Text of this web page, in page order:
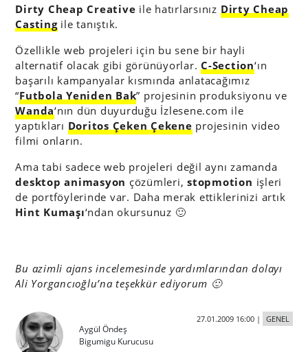
Dirty Cheap Creative ile hatırlarsınız Dirty Cheap
Castingile tanıştık.
Özellikle web projeleri için bu sene bir hayli
alternatif olacak gibi görünüyorlar.C-Section‘ın
başarılı kampanyalar kısmında anlatacağımız
“Futbola Yeniden Bak” projesinin produksiyonu ve
Wanda‘nın dün duyurduğu İzlesene.com ile
yaptıkları Doritos Çeken Çekene projesinin video
filmi onların.
Ama tabi sadece web projeleri değil aynı zamanda
desktop animasyon çözümleri,stopmotion işleri
de portföylerinde var. Daha merak ettiklerinizi artık
Hint Kumaşı‘ndan okursunuz 🙂
Bu azimli ajans incelemesinde yardımlarından dolayı
Ali Yorgancıoğlu’na teşekkür ediyorum 🙂
Aygül Öndeş
Bigumigu Kurucusu
27.01.2009 16:00| GENEL